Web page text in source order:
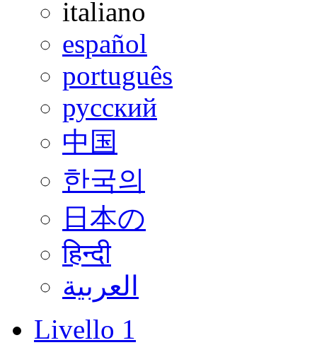
italiano
español
português
русский
中国
한국의
日本の
हिन्दी
العربية
Livello 1